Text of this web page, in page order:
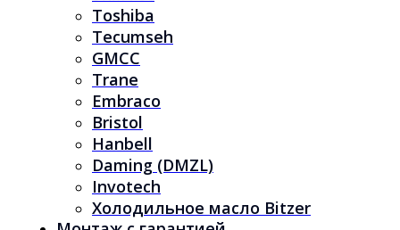
Toshiba
Tecumseh
GMCC
Trane
Embraco
Bristol
Hanbell
Daming (DMZL)
Invotech
Холодильное масло Bitzer